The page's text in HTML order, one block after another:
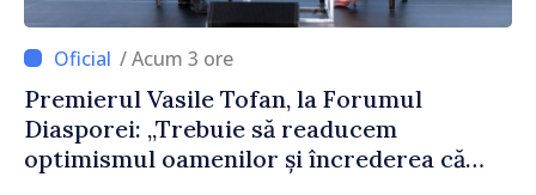
/ Acum 3 ore
Premierul Vasile Tofan, la Forumul
Diasporei: „Trebuie să readucem
optimismul oamenilor și încrederea că